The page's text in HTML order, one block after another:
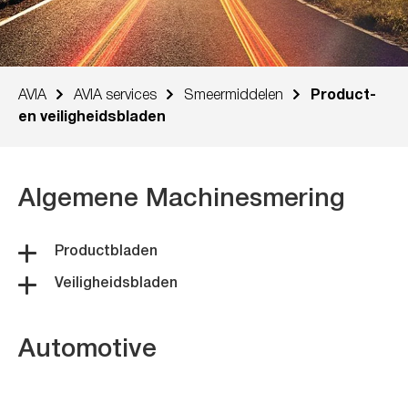
AVIA AVIA services Smeermiddelen
Product-
en veiligheidsbladen
Algemene Machinesmering
Productbladen
Veiligheidsbladen
Automotive